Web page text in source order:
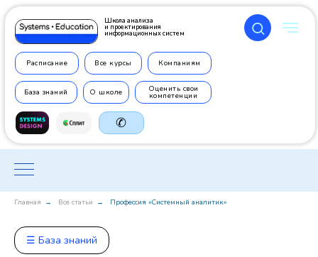
Школа анализа
и проектирования
информационных систем
+7 499
Расписание Все курсы Компаниям
Оценить свои
компетенции
База знаний О школе
✆
Главная → Все статьи → Профессия «Системный аналитик»
☰ База знаний